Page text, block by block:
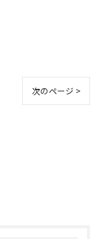
次のページ >